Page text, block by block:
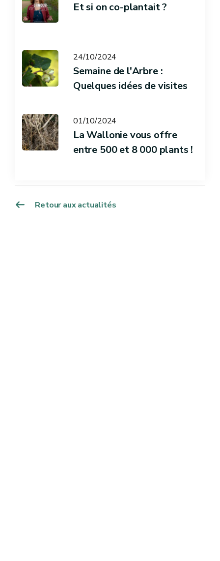
Retour aux actualités
Et si on co-plantait ?
24/10/2024
Semaine de l'Arbre :
Quelques idées de visites
01/10/2024
La Wallonie vous offre
entre 500 et 8 000 plants !